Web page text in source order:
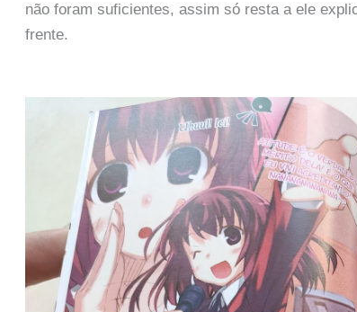
não foram suficientes, assim só resta a ele
frente.